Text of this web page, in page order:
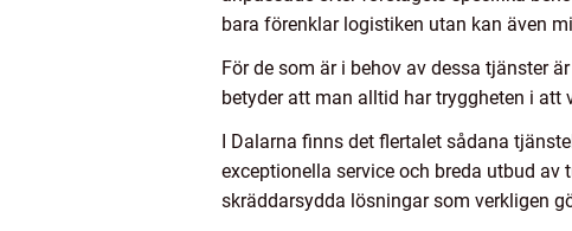
bara förenklar logistiken utan kan även
För de som är i behov av dessa tjänster
betyder att man alltid har tryggheten i att
I Dalarna finns det flertalet sådana
exceptionella service och breda utbud
skräddarsydda lösningar som verkligen